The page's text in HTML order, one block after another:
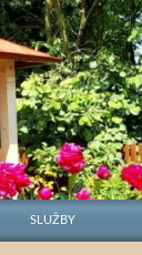
SLUŽBY